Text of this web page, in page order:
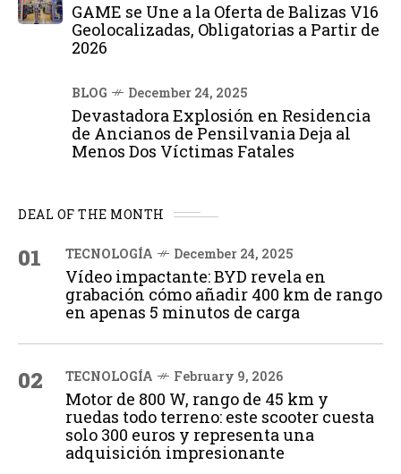
GAME se Une a la Oferta de Balizas V16
Geolocalizadas, Obligatorias a Partir de
2026
BLOG December 24, 2025
Devastadora Explosión en Residencia
de Ancianos de Pensilvania Deja al
Menos Dos Víctimas Fatales
DEAL OF THE MONTH
01 TECNOLOGÍA December 24, 2025
Vídeo impactante: BYD revela en
grabación cómo añadir 400 km de rango
en apenas 5 minutos de carga
02 TECNOLOGÍA February 9, 2026
Motor de 800 W, rango de 45 km y
ruedas todo terreno: este scooter cuesta
solo 300 euros y representa una
adquisición impresionante